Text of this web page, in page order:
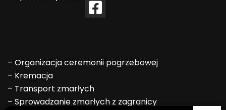
– Organizacja ceremonii pogrzebowej
– Kremacja
– Transport zmarłych
– Sprowadzanie zmarłych z zagranicy